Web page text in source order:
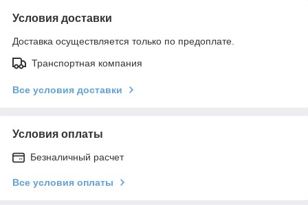
Условия доставки
Доставка осуществляется только по предоплате.
Транспортная компания
Все условия доставки
Условия оплаты
Безналичный расчет
Все условия оплаты